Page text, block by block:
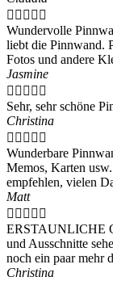
    
Wundervolle
liebt die Pinnwand.
Fotos und andere
Jasmine
    
Sehr, sehr schöne
Christina
    
Wunderbare
Memos, Karten
empfehlen, vielen
Matt
    
ERSTAUNLICHE
und Ausschnitte
noch ein paar mehr
Christina